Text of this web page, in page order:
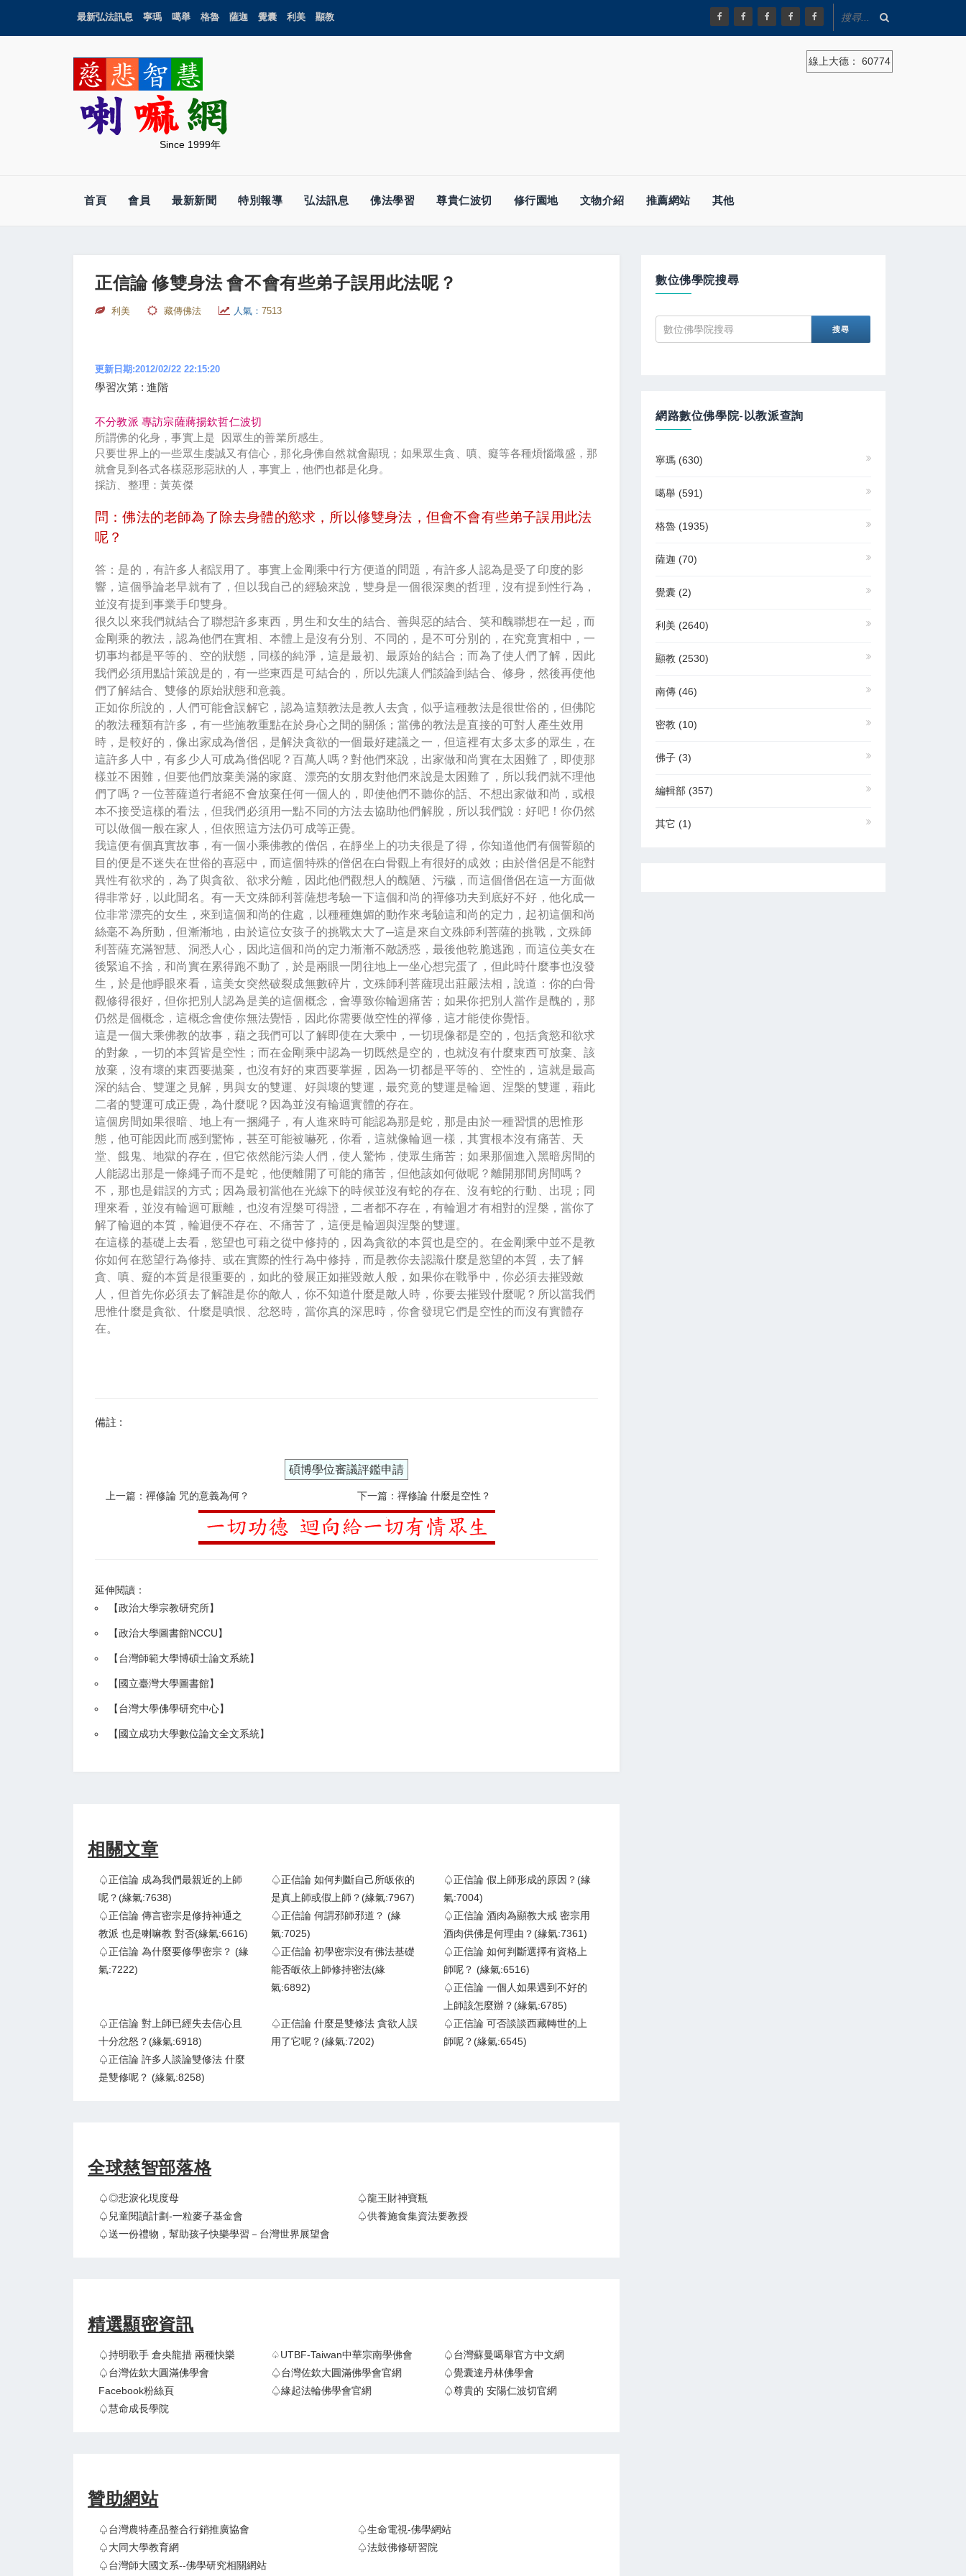
最新弘法訊息 寧瑪 噶舉 格魯 薩迦 覺囊 利美 顯教
Since 1999年
線上大德： 60774
首頁 會員 最新新聞 特別報導 弘法訊息 佛法學習 尊貴仁波切 修行園地 文物介紹 推薦網站 其他
正信論 修雙身法 會不會有些弟子誤用此法呢？
利美 藏傳佛法 人氣： 7513
更新日期:2012/02/22 22:15:20
學習次第 : 進階
不分教派 專訪宗薩蔣揚欽哲仁波切
所謂佛的化身，事實上是
因眾生的善業所感生。
只要世界上的一些眾生虔誠又有信心，那化身佛自然就會顯現；如果眾生貪、嗔、癡等各種煩惱熾盛，那
就會見到各式各樣惡形惡狀的人，事實上，他們也都是化身。
採訪、整理：黃英傑
問：佛法的老師為了除去身體的慾求，所以修雙身法，但會不會有些弟子誤用此法
呢？
答：是的，有許多人都誤用了。事實上金剛乘中行方便道的問題，有許多人認為是受了印度的影
響，這個爭論老早就有了，但以我自己的經驗來說，雙身是一個很深奧的哲理，沒有提到性行為，
並沒有提到事業手印雙身。
很久以來我們就結合了聯想許多東西，男生和女生的結合、善與惡的結合、笑和醜聯想在一起，而
金剛乘的教法，認為他們在實相、本體上是沒有分別、不同的，是不可分別的，在究竟實相中，一
切事均都是平等的、空的狀態，同樣的純淨，這是最初、最原始的結合；而為了使人們了解，因此
我們必須用點計策說是的，有一些東西是可結合的，所以先讓人們談論到結合、修身，然後再使他
們了解結合、雙修的原始狀態和意義。
正如你所說的，人們可能會誤解它，認為這類教法是教人去貪，似乎這種教法是很世俗的，但佛陀
的教法種類有許多，有一些施教重點在於身心之間的關係；當佛的教法是直接的可對人產生效用
時，是較好的，像出家成為僧侶，是解決貪欲的一個最好建議之一，但這裡有太多太多的眾生，在
這許多人中，有多少人可成為僧侶呢？百萬人嗎？對他們來說，出家做和尚實在太困難了，即使那
樣並不困難，但要他們放棄美滿的家庭、漂亮的女朋友對他們來說是太困難了，所以我們就不理他
們了嗎？一位菩薩道行者絕不會放棄任何一個人的，即使他們不聽你的話、不想出家做和尚，或根
本不接受這樣的看法，但我們必須用一點不同的方法去協助他們解脫，所以我們說：好吧！你仍然
可以做個一般在家人，但依照這方法仍可成等正覺。
我這便有個真實故事，有一個小乘佛教的僧侶，在靜坐上的功夫很是了得，你知道他們有個誓願的
目的便是不迷失在世俗的喜惡中，而這個特殊的僧侶在白骨觀上有很好的成效；由於僧侶是不能對
異性有欲求的，為了與貪欲、欲求分離，因此他們觀想人的醜陋、污穢，而這個僧侶在這一方面做
得非常好，以此聞名。有一天文殊師利菩薩想考驗一下這個和尚的禪修功夫到底好不好，他化成一
位非常漂亮的女生，來到這個和尚的住處，以種種嫵媚的動作來考驗這和尚的定力，起初這個和尚
絲毫不為所動，但漸漸地，由於這位女孩子的挑戰太大了─這是來自文殊師利菩薩的挑戰，文殊師
利菩薩充滿智慧、洞悉人心，因此這個和尚的定力漸漸不敵誘惑，最後他乾脆逃跑，而這位美女在
後緊追不捨，和尚實在累得跑不動了，於是兩眼一閉往地上一坐心想完蛋了，但此時什麼事也沒發
生，於是他睜眼來看，這美女突然破裂成無數碎片，文殊師利菩薩現出莊嚴法相，說道：你的白骨
觀修得很好，但你把別人認為是美的這個概念，會導致你輪迴痛苦；如果你把別人當作是醜的，那
仍然是個概念，這概念會使你無法覺悟，因此你需要做空性的禪修，這才能使你覺悟。
這是一個大乘佛教的故事，藉之我們可以了解即使在大乘中，一切現像都是空的，包括貪慾和欲求
的對象，一切的本質皆是空性；而在金剛乘中認為一切既然是空的，也就沒有什麼東西可放棄、該
放棄，沒有壞的東西要拋棄，也沒有好的東西要掌握，因為一切都是平等的、空性的，這就是最高
深的結合、雙運之見解，男與女的雙運、好與壞的雙運，最究竟的雙運是輪迴、涅槃的雙運，藉此
二者的雙運可成正覺，為什麼呢？因為並沒有輪迴實體的存在。
這個房間如果很暗、地上有一捆繩子，有人進來時可能認為那是蛇，那是由於一種習慣的思惟形
態，他可能因此而感到驚怖，甚至可能被嚇死，你看，這就像輪迴一樣，其實根本沒有痛苦、天
堂、餓鬼、地獄的存在，但它依然能污染人們，使人驚怖，使眾生痛苦；如果那個進入黑暗房間的
人能認出那是一條繩子而不是蛇，他便離開了可能的痛苦，但他該如何做呢？離開那間房間嗎？
不，那也是錯誤的方式；因為最初當他在光線下的時候並沒有蛇的存在、沒有蛇的行動、出現；同
理來看，並沒有輪迴可厭離，也沒有涅槃可得證，二者都不存在，有輪迴才有相對的涅槃，當你了
解了輪迴的本質，輪迴便不存在、不痛苦了，這便是輪迴與涅槃的雙運。
在這樣的基礎上去看，慾望也可藉之從中修持的，因為貪欲的本質也是空的。在金剛乘中並不是教
你如何在慾望行為修持、或在實際的性行為中修持，而是教你去認識什麼是慾望的本質，去了解
貪、嗔、癡的本質是很重要的，如此的發展正如摧毀敵人般，如果你在戰爭中，你必須去摧毀敵
人，但首先你必須去了解誰是你的敵人，你不知道什麼是敵人時，你要去摧毀什麼呢？所以當我們
思惟什麼是貪欲、什麼是嗔恨、忿怒時，當你真的深思時，你會發現它們是空性的而沒有實體存
在。
備註 :
碩博學位審議評鑑申請
上一篇：禪修論 咒的意義為何？ 下一篇：禪修論 什麼是空性？
延伸閱讀：
【政治大學宗教研究所】
【政治大學圖書館NCCU】
【台灣師範大學博碩士論文系統】
【 國立臺灣大學圖書館】
【台灣大學佛學研究中心】
【 國立成功大學數位論文全文系統】
相關文章
♤正信論 成為我們最親近的上師
呢？(緣氣:7638)
♤正信論 如何判斷自己所皈依的
是真上師或假上師？(緣氣:7967)
♤正信論 假上師形成的原因？(緣
氣:7004)
♤正信論 傳言密宗是修持神通之
教派 也是喇嘛教 對否(緣氣:6616)
♤正信論 何謂邪師邪道？ (緣
氣:7025)
♤正信論 酒肉為顯教大戒 密宗用
酒肉供佛是何理由？(緣氣:7361)
♤正信論 為什麼要修學密宗？ (緣
氣:7222)
♤正信論 初學密宗沒有佛法基礎
能否皈依上師修持密法(緣
氣:6892)
♤正信論 如何判斷選擇有資格上
師呢？ (緣氣:6516)
♤正信論 一個人如果遇到不好的
上師該怎麼辦？(緣氣:6785)
♤正信論 對上師已經失去信心且
十分忿怒？(緣氣:6918)
♤正信論 什麼是雙修法 貪欲人誤
用了它呢？(緣氣:7202)
♤正信論 可否談談西藏轉世的上
師呢？(緣氣:6545)
♤正信論 許多人談論雙修法 什麼
是雙修呢？ (緣氣:8258)
全球慈智部落格
♤◎悲淚化現度母
♤龍王財神寶瓶
♤兒童閱讀計劃-一粒麥子基金會
♤供養施食集資法要教授
♤送一份禮物，幫助孩子快樂學習－台灣世界展望會
精選顯密資訊
♤持明歌手 倉央龍措 兩種快樂 ♤UTBF-Taiwan中華宗南學佛會
♤台灣蘇曼噶舉官方中文網
♤台灣佐欽大圓滿佛學會
Facebook粉絲頁
♤台灣佐欽大圓滿佛學會官網
♤覺囊達丹林佛學會
♤緣起法輪佛學會官網
♤尊貴的 安陽仁波切官網
♤慧命成長學院
贊助網站
♤台灣農特產品整合行銷推廣協會
♤生命電視-佛學網站
♤大同大學教育網
♤法鼓佛修研習院
♤台灣師大國文系--佛學研究相關網站
數位佛學院搜尋
網路數位佛學院-以教派查詢
寧瑪 (630)
噶舉 (591)
格魯 (1935)
薩迦 (70)
覺囊 (2)
利美 (2640)
顯教 (2530)
南傳 (46)
密教 (10)
佛子 (3)
編輯部 (357)
其它 (1)